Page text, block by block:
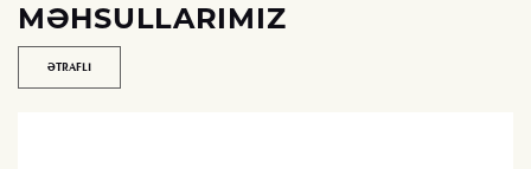
MƏHSULLARIMIZ
ƏTRAFLI